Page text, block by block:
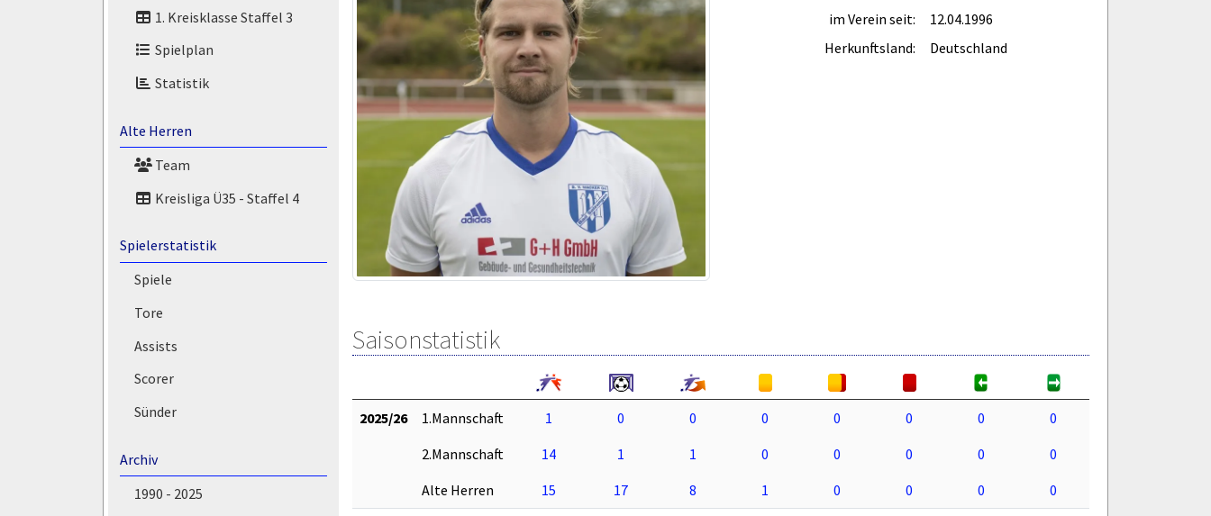
1. Kreisklasse Staffel 3
Spielplan
Statistik
Alte Herren
Team
Kreisliga Ü35 - Staffel 4
Spielerstatistik
Spiele
Tore
Assists
Scorer
Sünder
Archiv
1990 - 2025
im Verein seit:
12.04.1996
Herkunftsland:
Deutschland
Saisonstatistik
2025/26 1.Mannschaft 1 0 0 0 0 0 0
0
2.Mannschaft
14 1 1 0 0 0 0
0
Alte Herren
15 17 8 1 0 0 0 0